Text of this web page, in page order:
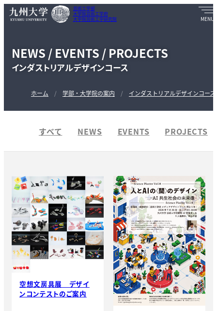
芸術工学部
大学院芸術工学府
大学院芸術工学研究院
NEWS / EVENTS / PROJECTS
インダストリアルデザインコース
ホーム 学部・大学院の案内 インダストリアルデザインコース
すべて NEWS EVENTS PROJECTS
空想文房具展 デザイ
ンコンテストのご案内